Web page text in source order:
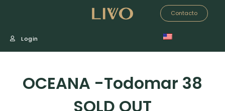
Contacto
Login
OCEANA -Todomar 38
SOLD OUT